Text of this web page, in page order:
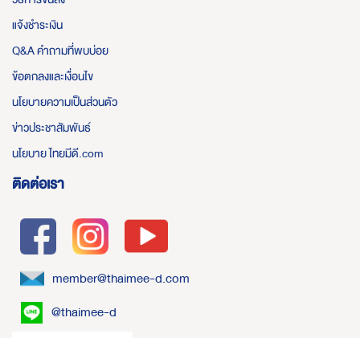
แจ้งชำระเงิน
Q&A คำถามที่พบบ่อย
ข้อตกลงและเงื่อนไข
นโยบายความเป็นส่วนตัว
ข่าวประชาสัมพันธ์
นโยบาย ไทยมีดี.com
ติดต่อเรา
member@thaimee-d.com
@thaimee-d